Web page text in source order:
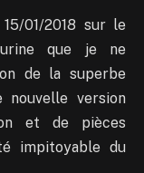
01/2018 sur le
que je ne
de la superbe
version
et de pièces
impitoyable du